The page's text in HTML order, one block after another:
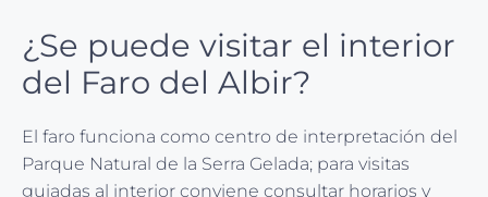
¿Se puede visitar el interior
del Faro del Albir?
El faro funciona como centro de interpretación del
Parque Natural de la Serra Gelada; para visitas
guiadas al interior conviene consultar horarios y